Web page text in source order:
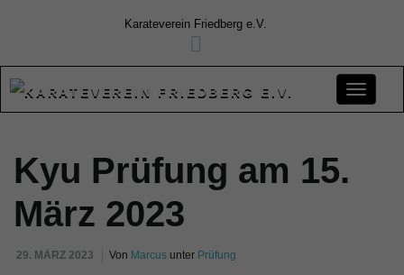
Karateverein Friedberg e.V.
Kyu Prüfung am 15.
März 2023
29. MÄRZ 2023 Von Marcus unter Prüfung